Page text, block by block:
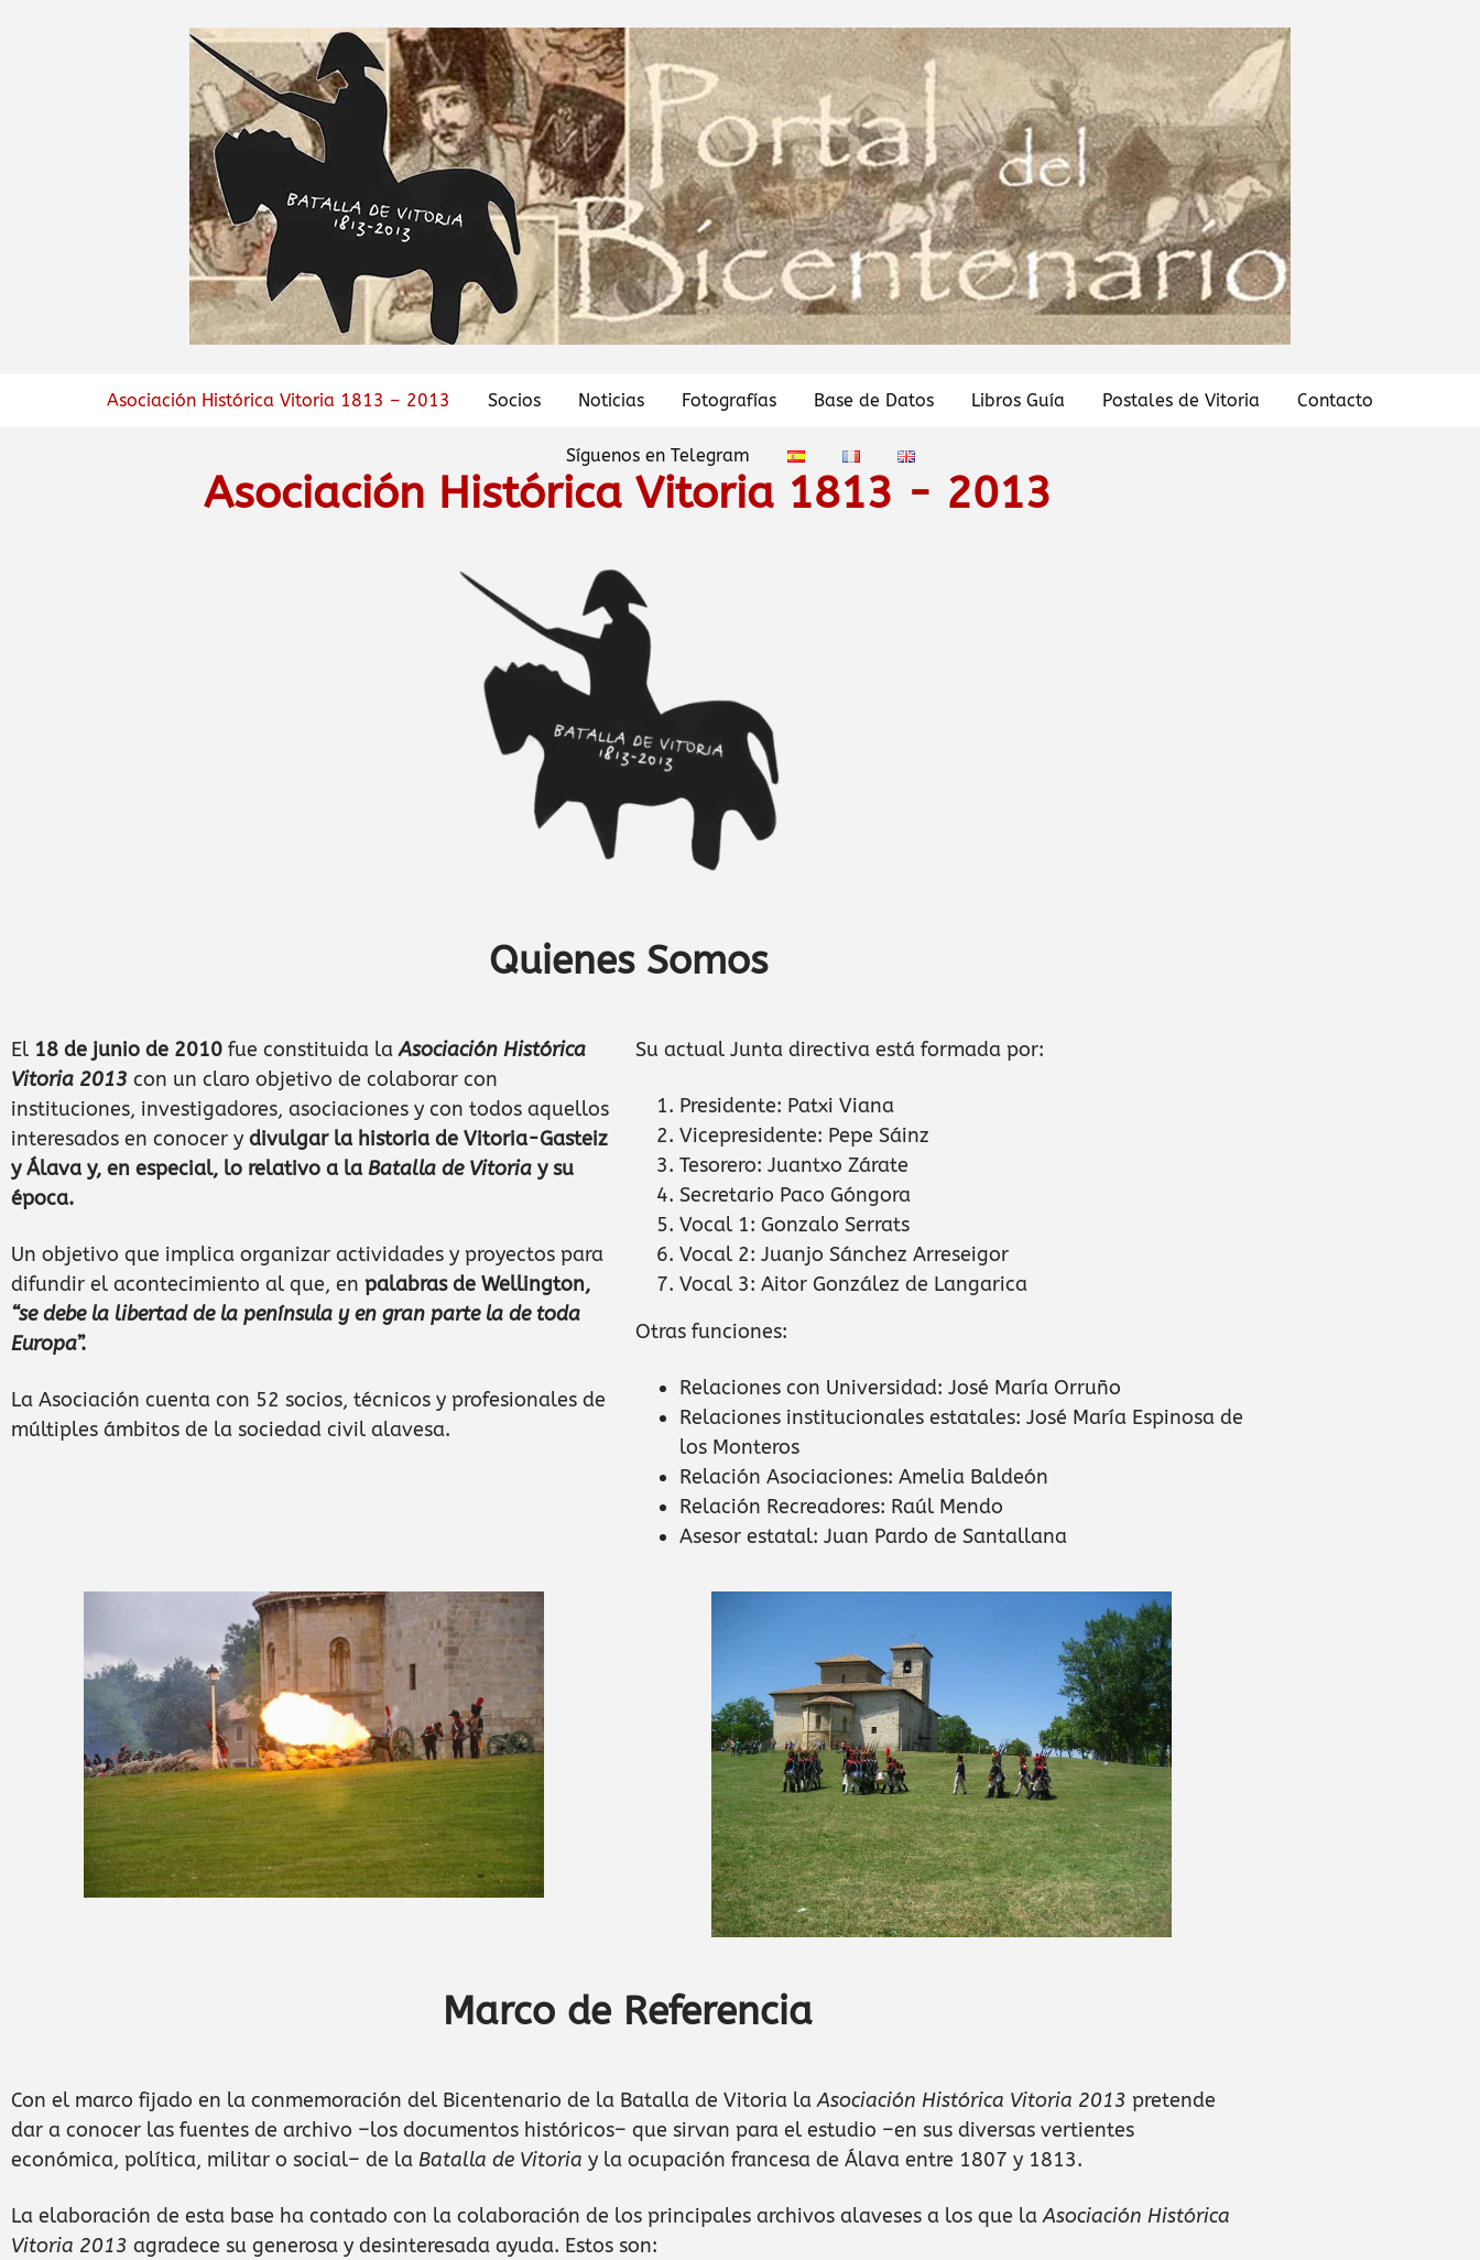
Asociación Histórica Vitoria 1813 – 2013 Socios Noticias Fotografías Base de Datos Libros Guía Postales de Vitoria Contacto
Síguenos en Telegram
Asociación Histórica Vitoria 1813 - 2013
Quienes Somos
El 18 de junio de 2010 fue constituida laAsociación Histórica
Vitoria 2013 con un claro objetivo de colaborar con
instituciones, investigadores, asociaciones y con todos aquellos
interesados en conocer y divulgar la historia de Vitoria-Gasteiz
y Álava y, en especial, lo relativo a la Batalla de Vitoria y su
época.
Un objetivo que implica organizar actividades y proyectos para
difundir el acontecimiento al que, en palabras de Wellington,
“se debe la libertad de la península y en gran parte la de toda
Europa”.
La Asociación cuenta con 52 socios, técnicos y profesionales de
múltiples ámbitos de la sociedad civil alavesa.
Su actual Junta directiva está formada por:
Presidente: Patxi Viana
Vicepresidente: Pepe Sáinz
Tesorero: Juantxo Zárate
Secretario Paco Góngora
Vocal 1: Gonzalo Serrats
Vocal 2: Juanjo Sánchez Arreseigor
Vocal 3: Aitor González de Langarica
Otras funciones:
Relaciones con Universidad: José María Orruño
Relaciones institucionales estatales: José María Espinosa de
los Monteros
Relación Asociaciones: Amelia Baldeón
Relación Recreadores: Raúl Mendo
Asesor estatal: Juan Pardo de Santallana
Marco de Referencia
Con el marco fijado en la conmemoración del Bicentenario de la Batalla de Vitoria laAsociación Histórica Vitoria 2013 pretende
dar a conocer las fuentes de archivo –los documentos históricos– que sirvan para el estudio –en sus diversas vertientes
económica, política, militar o social– de la Batalla de Vitoria y la ocupación francesa de Álava entre 1807 y 1813.
La elaboración de esta base ha contado con la colaboración de los principales archivos alaveses a los que laAsociación Histórica
Vitoria 2013 agradece su generosa y desinteresada ayuda. Estos son: